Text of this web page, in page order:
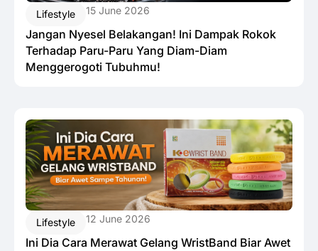
Lifestyle 15 June 2026
Jangan Nyesel Belakangan! Ini Dampak Rokok
Terhadap Paru-Paru Yang Diam-Diam
Menggerogoti Tubuhmu!
Lifestyle 12 June 2026
Ini Dia Cara Merawat Gelang WristBand Biar Awet